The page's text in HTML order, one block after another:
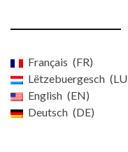
Français
FR
Lëtzebuergesch
LU
English
EN
Deutsch
DE